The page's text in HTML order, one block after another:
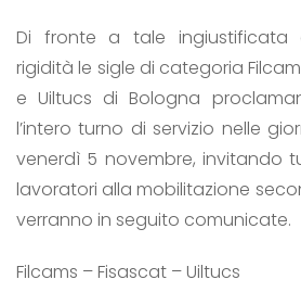
Di fronte a tale ingiustificata
rigidità le sigle di categoria
e Uiltucs di Bologna
l’intero turno di servizio nelle
venerdì 5 novembre, invitando
lavoratori alla mobilitazione
verranno in seguito comunicate.
Filcams – Fisascat – Uiltucs